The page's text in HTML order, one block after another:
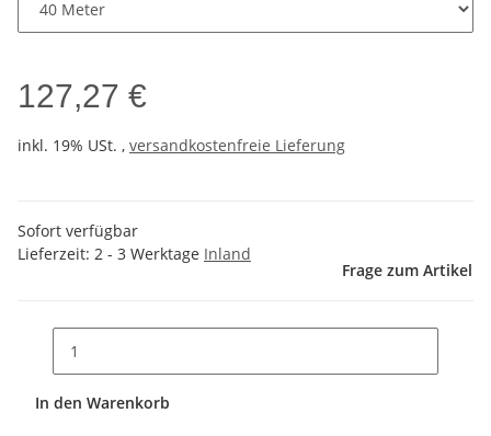
127,27 €
inkl. 19% USt. , versandkostenfreie Lieferung
Sofort verfügbar
Lieferzeit: 2 - 3 Werktage Inland
Frage zum Artikel
In den Warenkorb